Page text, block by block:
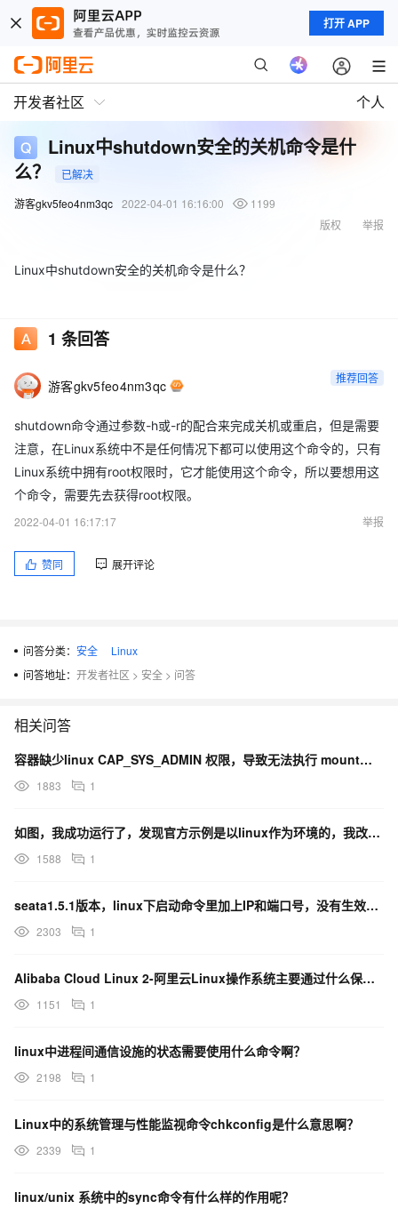
打开 APP
开发者社区 个人
Linux中shutdown安全的关机命令是什
么？
已解决
游客gkv5feo4nm3qc 2022-04-01 16:16:00
1199
举报
版权
Linux中shutdown安全的关机命令是什么？
1 条回答
游客gkv5feo4nm3qc 推荐回答
shutdown命令通过参数-h或-r的配合来完成关机或重启，但是需要
注意，在Linux系统中不是任何情况下都可以使用这个命令的，只有
Linux系统中拥有root权限时，它才能使用这个命令，所以要想用这
个命令，需要先去获得root权限。
2022-04-01 16:17:17
举报
赞同 展开评论
问答分类： 安全
Linux
问答地址： 开发者社区 > 安全 > 问答
相关问答
容器缺少linux CAP_SYS_ADMIN 权限，导致无法执行 mount、unmount 命令
1883 1
如图，我成功运行了，发现官方示例是以linux作为环境的，我改为window的命令就成功了，但是却没
1588 1
seata1.5.1版本，linux下启动命令里加上IP和端口号，没有生效，是什么原因啊？
2303 1
Alibaba Cloud Linux 2-阿里云Linux操作系统主要通过什么保障操作系统安全？
1151 1
linux中进程间通信设施的状态需要使用什么命令啊？
2198 1
Linux中的系统管理与性能监视命令chkconfig是什么意思啊？
2339 1
linux/unix 系统中的sync命令有什么样的作用呢？